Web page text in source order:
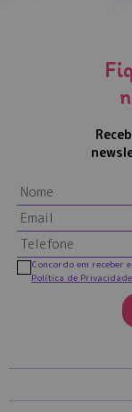
Concordo em receber
Política de Privacidade